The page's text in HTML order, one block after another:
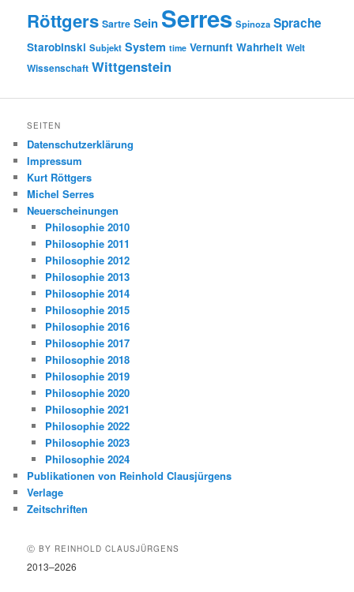
Röttgers Sartre Sein Serres Spinoza Sprache
Starobinski Subjekt System time Vernunft Wahrheit Welt
Wissenschaft Wittgenstein
SEITEN
Datenschutzerklärung
Impressum
Kurt Röttgers
Michel Serres
Neuerscheinungen
Philosophie 2010
Philosophie 2011
Philosophie 2012
Philosophie 2013
Philosophie 2014
Philosophie 2015
Philosophie 2016
Philosophie 2017
Philosophie 2018
Philosophie 2019
Philosophie 2020
Philosophie 2021
Philosophie 2022
Philosophie 2023
Philosophie 2024
Publikationen von Reinhold Clausjürgens
Verlage
Zeitschriften
Ⓒ BY REINHOLD CLAUSJÜRGENS
2013–2026